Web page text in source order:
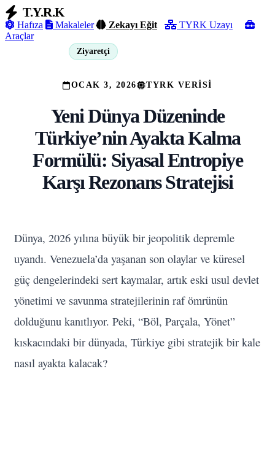
T.Y.R.K
Hafıza Makaleler Zekayı Eğit
TYRK Uzayı
Araçlar
Ziyaretçi
OCAK 3, 2026 TYRK VERISI
Yeni Dünya Düzeninde
Türkiye’nin Ayakta Kalma
Formülü: Siyasal Entropiye
Karşı Rezonans Stratejisi
Dünya, 2026 yılına büyük bir jeopolitik depremle
uyandı. Venezuela’da yaşanan son olaylar ve küresel
güç dengelerindeki sert kaymalar, artık eski usul devlet
yönetimi ve savunma stratejilerinin raf ömrünün
dolduğunu kanıtlıyor. Peki, “Böl, Parçala, Yönet”
kıskacındaki bir dünyada, Türkiye gibi stratejik bir kale
nasıl ayakta kalacak?